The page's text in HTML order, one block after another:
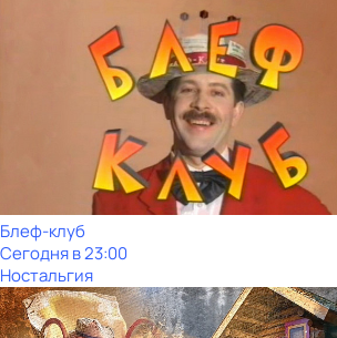
Блеф-клуб
Сегодня в 23:00
Ностальгия